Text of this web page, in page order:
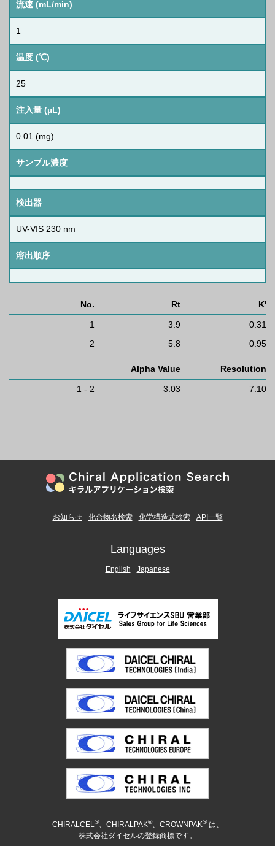
流速 (mL/min)
1
温度 (℃)
25
注入量 (µL)
0.01 (mg)
サンプル濃度
検出器
UV-VIS 230 nm
溶出順序
No. Rt K'
1 3.9
0.31
2
5.8 0.95
Alpha Value Resolution
1 - 2 3.03 7.10
お知らせ 化合物名検索 化学構造式検索 API一覧
Languages
English Japanese
CHIRALCEL®、CHIRALPAK®、CROWNPAK®は、
株式会社ダイセルの登録商標です。